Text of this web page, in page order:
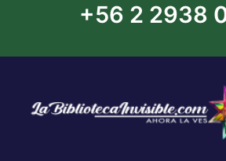
+56 2 2938